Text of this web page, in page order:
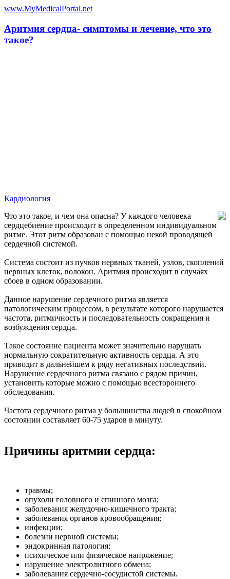
www.MyMedicalPortal.net
Аритмия сердца- симптомы и лечение, что это
такое?
Кардиология
Что это такое, и чем она опасна? У каждого человека
сердцебиение происходит в определенном индивидуальном
ритме. Этот ритм образован с помощью некой проводящей
сердечной системой.
Система состоит из пучков нервных тканей, узлов, скоплений
нервных клеток, волокон. Аритмия происходит в случаях
сбоев в одном образовании.
Данное нарушение сердечного ритма является
патологическим процессом, в результате которого нарушается
частота, ритмичность и последовательность сокращения и
возбуждения сердца.
Такое состояние пациента может значительно нарушать
нормальную сократительную активность сердца. А это
приводит в дальнейшем к ряду негативных последствий.
Нарушение сердечного ритма связано с рядом причин,
установить которые можно с помощью всестороннего
обследования.
Частота сердечного ритма у большинства людей в спокойном
состоянии составляет 60-75 ударов в минуту.
Причины аритмии сердца:
травмы;
опухоли головного и спинного мозга;
заболевания желудочно-кишечного тракта;
заболевания органов кровообращения;
инфекции;
болезни нервной системы;
эндокринная патология;
психическое или физическое напряжение;
нарушение электролитного обмена;
заболевания сердечно-сосудистой системы.